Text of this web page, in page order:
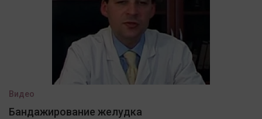
Видео
Бандажирование желудка